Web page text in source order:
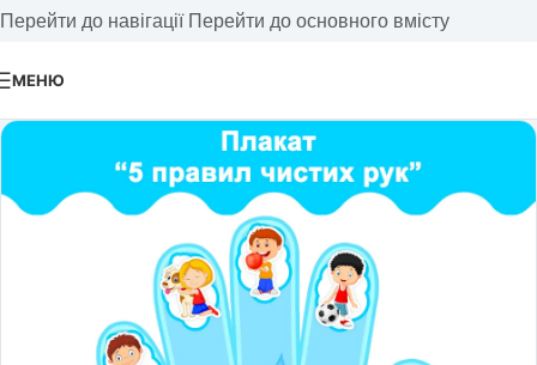
Перейти до навігації Перейти до основного вмісту
МЕНЮ